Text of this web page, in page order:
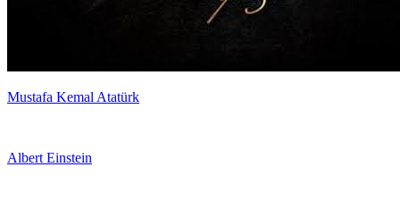
Mustafa Kemal Atatürk
Albert Einstein